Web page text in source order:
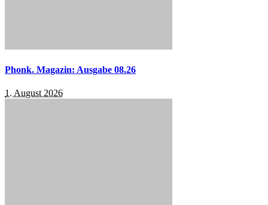
Phonk. Magazin: Ausgabe 08.26
1. August 2026